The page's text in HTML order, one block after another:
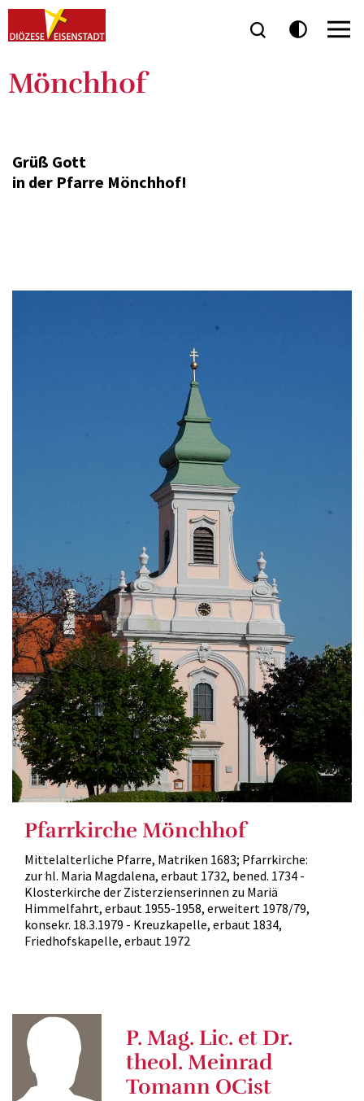
Mönchhof
Grüß Gott
in der Pfarre Mönchhof!
Pfarrkirche Mönchhof
Mittelalterliche Pfarre, Matriken 1683; Pfarrkirche:
zur hl. Maria Magdalena, erbaut 1732, bened. 1734 -
Klosterkirche der Zisterzienserinnen zu Mariä
Himmelfahrt, erbaut 1955-1958, erweitert 1978/79,
konsekr. 18.3.1979 - Kreuzkapelle, erbaut 1834,
Friedhofskapelle, erbaut 1972
P. Mag. Lic. et Dr.
theol. Meinrad
Tomann OCist